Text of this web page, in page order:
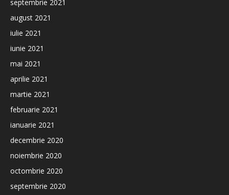
septembrie 2021
august 2021
iulie 2021
iunie 2021
mai 2021
aprilie 2021
martie 2021
februarie 2021
ianuarie 2021
decembrie 2020
noiembrie 2020
octombrie 2020
septembrie 2020